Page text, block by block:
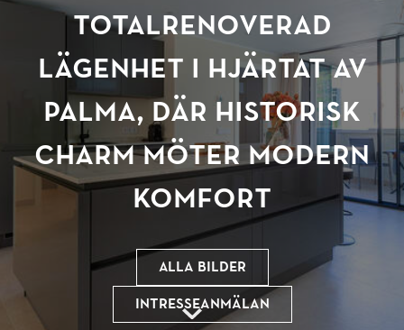
totalrenoverad
lägenhet i hjärtat av
Palma, där historisk
charm möter modern
komfort
Alla bilder
Intresseanmälan